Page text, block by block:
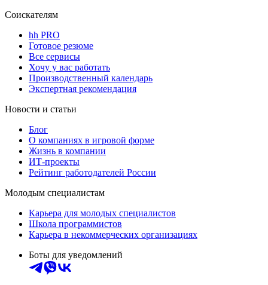
Соискателям
hh PRO
Готовое резюме
Все сервисы
Хочу у вас работать
Производственный календарь
Экспертная рекомендация
Новости и статьи
Блог
О компаниях в игровой форме
Жизнь в компании
ИТ-проекты
Рейтинг работодателей России
Молодым специалистам
Карьера для молодых специалистов
Школа программистов
Карьера в некоммерческих организациях
Боты для уведомлений